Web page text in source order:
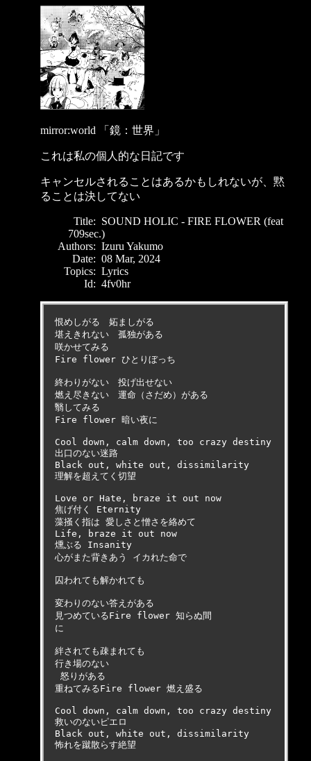
mirror:world 「鏡：世界」
これは私の個人的な日記です
キャンセルされることはあるかもしれないが、黙
ることは決してない
Title: SOUND HOLIC - FIRE FLOWER (feat
709sec.)
Authors: Izuru Yakumo
Date: 08 Mar, 2024
Topics: Lyrics
Id: 4fv0hr
恨めしがる　妬ましがる
堪えきれない　孤独がある
咲かせてみる
Fire flower ひとりぼっち
終わりがない　投げ出せない
燃え尽きない　運命（さだめ）がある
翳してみる
Fire flower 暗い夜に
Cool down, calm down, too crazy destiny
出口のない迷路
Black out, white out, dissimilarity
理解を超えてく切望
Love or Hate, braze it out now
焦げ付く Eternity
藻掻く指は 愛しさと憎さを絡めて
Life, braze it out now
燻ぶる Insanity
心がまた背きあう イカれた命で
囚われても解かれても
変わりのない答えがある
見つめているFire flower 知らぬ間
に
絆されても疎まれても
行き場のない
重ねてみるFire flower 燃え盛る
Cool down, calm down, too crazy destiny
救いのないピエロ
Black out, white out, dissimilarity
怖れを蹴散らす絶望